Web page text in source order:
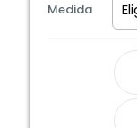
Medida